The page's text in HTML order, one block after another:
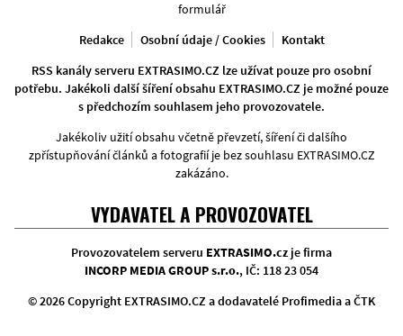
formulář
Redakce
Osobní údaje / Cookies
Kontakt
RSS kanály serveru EXTRASIMO.CZ lze užívat pouze pro osobní
potřebu. Jakékoli další šíření obsahu EXTRASIMO.CZ je možné pouze
s předchozím souhlasem jeho provozovatele.
Jakékoliv užití obsahu včetně převzetí, šíření či dalšího
zpřístupňování článků a fotografií je bez souhlasu EXTRASIMO.CZ
zakázáno.
VYDAVATEL A PROVOZOVATEL
Provozovatelem serveru EXTRASIMO.czje firma
INCORP MEDIA GROUP s.r.o., IČ: 118 23 054
© 2026 Copyright EXTRASIMO.CZ a dodavatelé Profimedia a ČTK